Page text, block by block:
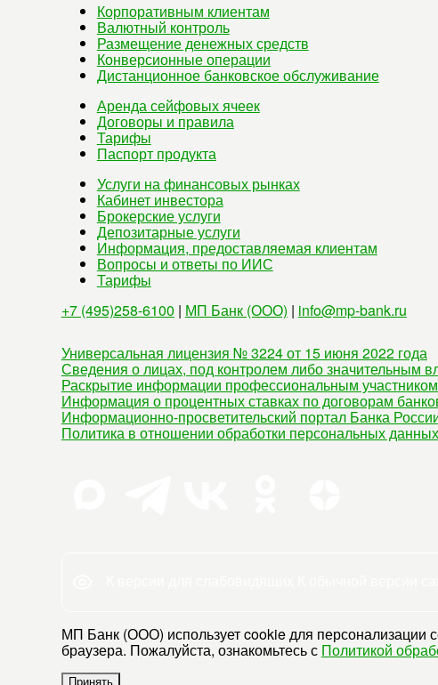
Корпоративным клиентам
Валютный контроль
Размещение денежных средств
Конверсионные операции
Дистанционное банковское обслуживание
Аренда сейфовых ячеек
Договоры и правила
Тарифы
Паспорт продукта
Услуги на финансовых рынках
Кабинет инвестора
Брокерские услуги
Депозитарные услуги
Информация, предоставляемая клиентам
Вопросы и ответы по ИИС
Тарифы
+7 (495)258-6100 | МП Банк (ООО) | info@mp-bank.ru
Универсальная лицензия № 3224 от 15 июня 2022 года
Сведения о лицах, под контролем либо значительным
Раскрытие информации профессиональным
Информация о процентных ставках по договорам
Информационно-просветительский портал Банка
Политика в отношении обработки персональных
МП Банк (ООО) использует cookie для персонализации
браузера. Пожалуйста, ознакомьтесь с Политикой
Принять